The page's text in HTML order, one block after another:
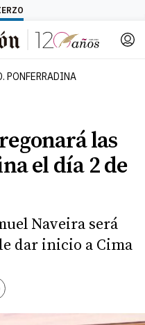
PONFERRADINA
las
el día 2 de
Naveira será
dar inicio a Cima